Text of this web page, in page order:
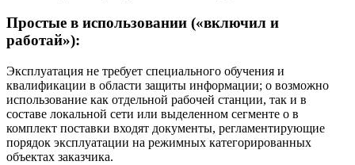
Простые в использовании («включил и
работай»):
Эксплуатация не требует специального обучения и
квалификации в области защиты информации; o возможно
использование как отдельной рабочей станции, так и в
составе локальной сети или выделенном сегменте o в
комплект поставки входят документы, регламентирующие
порядок эксплуатации на режимных категорированных
объектах заказчика.